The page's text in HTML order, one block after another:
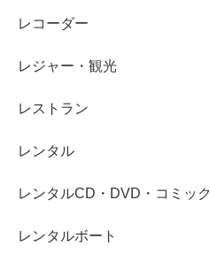
レコーダー
レジャー・観光
レストラン
レンタル
レンタルCD・DVD・コミック
レンタルボート